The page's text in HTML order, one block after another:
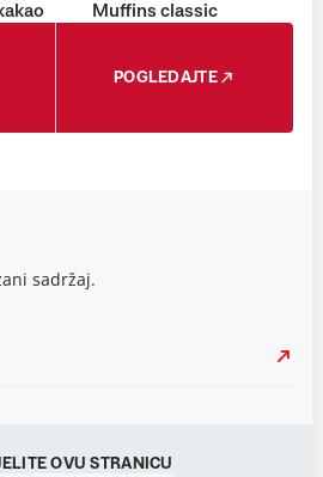
Muffins classic
POGLEDAJTE
sadržaj.
OVU STRANICU